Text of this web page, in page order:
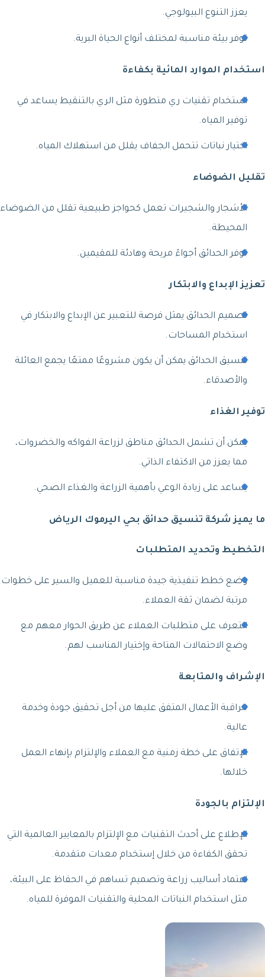
يعزز التنوع البيولوجي.
توفر بيئة مناسبة لمختلف أنواع الحياة البرية.
استخدام الموارد المائية بكفاءة
استخدام تقنيات ري متطورة مثل الري بالتنقيط يساعد في
توفير المياه.
اختيار نباتات تتحمل الجفاف يقلل من استهلاك المياه.
تقليل الضوضاء
الأشجار والشجيرات تعمل كحواجز طبيعية تقلل من الضوضاء
المحيطة.
توفر الحدائق أجواءً مريحة وهادئة للمقيمين.
تعزيز الإبداع والابتكار
تصميم الحدائق يمثل فرصة للتعبير عن الإبداع والابتكار في
استخدام المساحات.
تنسيق الحدائق يمكن أن يكون مشروعًا ممتعًا يجمع العائلة
والأصدقاء.
توفير الغذاء
يمكن أن تشمل الحدائق مناطق لزراعة الفواكه والخضروات،
مما يعزز من الاكتفاء الذاتي.
يساعد على زيادة الوعي بأهمية الزراعة والغذاء الصحي.
ما يميز شركة تنسيق حدائق بحي اليرموك الرياض
التخطيط وتحديد المتطلبات
وضع خطط تنفيذية جيدة مناسبة للعميل والسير على خطوات
مرتبة لضمان ثقة العملاء.
التعرف على متطلبات العملاء عن طريق الحوار معهم مع
وضع الاحتمالات المتاحة وإختيار المناسب لهم.
الإشراف والمتابعة
مراقبة الأعمال المتفق عليها من أجل تحقيق جودة وخدمة
عالية.
الإتفاق على خطة زمنية مع العملاء والإلتزام بإنهاء العمل
خلالها.
الإلتزام بالجودة
الإطلاع على أحدث التقنيات مع الإلتزام بالمعايير العالمية التي
تحقق الكفاءة من خلال إستخدام معدات متقدمة.
اعتماد أساليب زراعة وتصميم تساهم في الحفاظ على البيئة،
مثل استخدام النباتات المحلية والتقنيات الموفرة للمياه.